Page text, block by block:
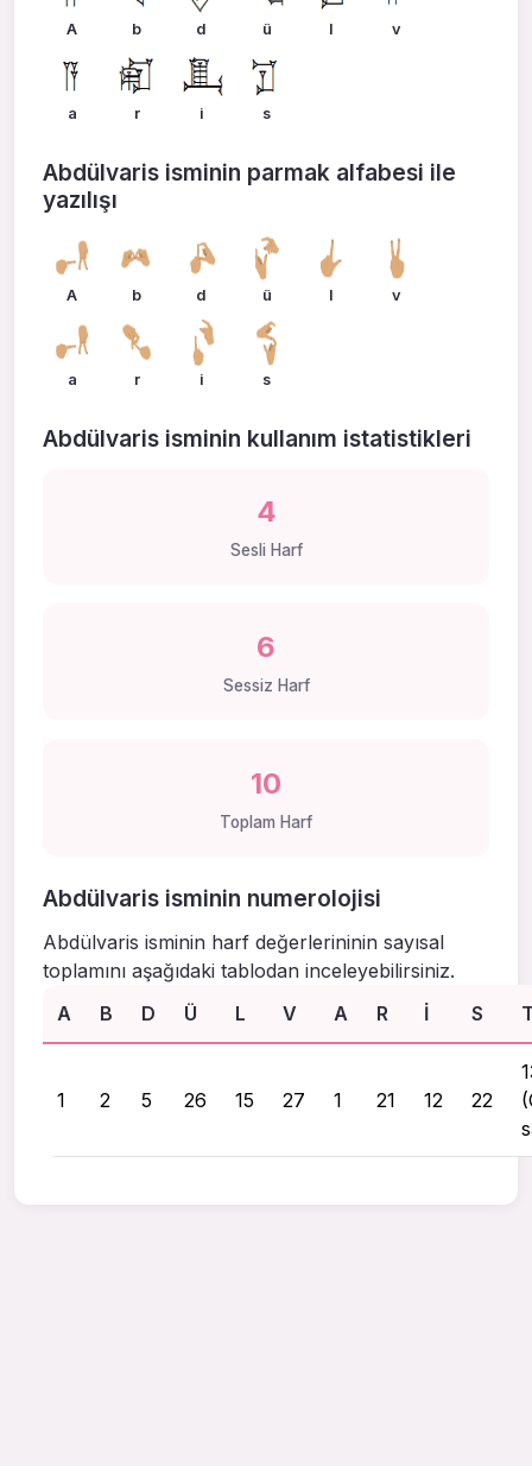
A b d ü l v
a r i s
Abdülvaris isminin parmak alfabesi ile
yazılışı
A b d ü l v
a r i s
Abdülvaris isminin kullanım istatistikleri
4
Sesli Harf
6
Sessiz Harf
10
Toplam Harf
Abdülvaris isminin numerolojisi
Abdülvaris isminin harf değerlerininin sayısal
toplamını aşağıdaki tablodan inceleyebilirsiniz.
A
B D Ü L V A R I S
1 2 5 26 15 27 1 21 12 22